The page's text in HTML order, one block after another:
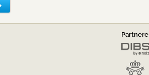
Partnere